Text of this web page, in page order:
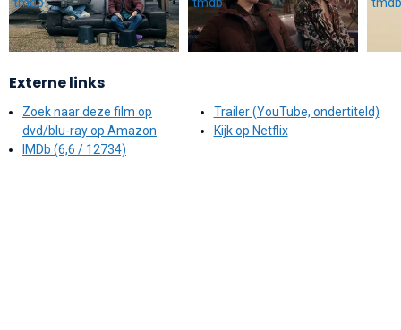
Externe links
Zoek naar deze film op
dvd/blu-ray op Amazon
IMDb (6,6 / 12734)
Trailer (YouTube, ondertiteld)
Kijk op Netflix